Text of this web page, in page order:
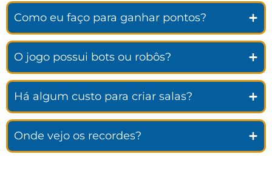
Como eu faço para ganhar pontos?
O jogo possui bots ou robôs?
Há algum custo para criar salas?
Onde vejo os recordes?